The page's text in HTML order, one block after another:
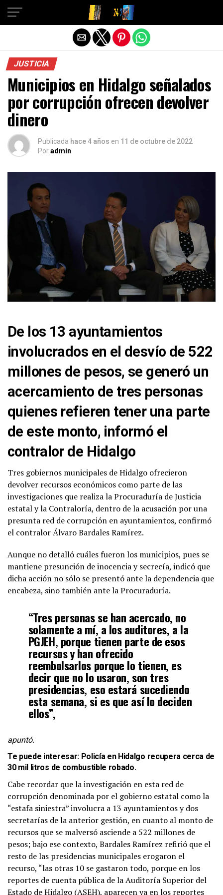
JUSTICIA
Municipios en Hidalgo señalados
por corrupción ofrecen devolver
dinero
Publicada hace 4 años en 11 de octubre de 2022
Poradmin
De los 13 ayuntamientos
involucrados en el desvío de 522
millones de pesos, se generó un
acercamiento de tres personas
quienes refieren tener una parte
de este monto, informó el
contralor de Hidalgo
Tres gobiernos municipales de Hidalgo ofrecieron
devolver recursos económicos como parte de las
investigaciones que realiza la Procuraduría de Justicia
estatal y la Contraloría, dentro de la acusación por una
presunta red de corrupción en ayuntamientos, confirmó
el contralor Álvaro Bardales Ramírez.
Aunque no detalló cuáles fueron los municipios, pues se
mantiene presunción de inocencia y secrecía, indicó que
dicha acción no sólo se presentó ante la dependencia que
encabeza, sino también ante la Procuraduría.
“Tres personas se han acercado, no
solamente a mí, a los auditores, a la
PGJEH, porque tienen parte de esos
recursos y han ofrecido
reembolsarlos porque lo tienen, es
decir que no lo usaron, son tres
presidencias, eso estará sucediendo
esta semana, si es que así lo deciden
ellos”,
apuntó.
Te puede interesar: Policía en Hidalgo recupera cerca de
30 mil litros de combustible robado.
Cabe recordar que la investigación en esta red de
corrupción denominada por el gobierno estatal como la
“estafa siniestra” involucra a 13 ayuntamientos y dos
secretarías de la anterior gestión, en cuanto al monto de
recursos que se malversó asciende a 522 millones de
pesos; bajo ese contexto, Bardales Ramírez refirió que el
resto de las presidencias municipales erogaron el
recurso, “las otras 10 se gastaron todo, porque en los
reportes de cuenta pública de la Auditoría Superior del
Estado de Hidalgo (ASEH), aparecen ya en los reportes
Salir de la versión móvil